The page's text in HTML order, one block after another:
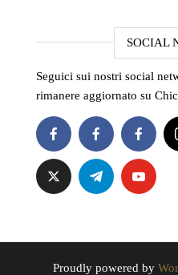
SOCIAL
Seguici sui nostri social
rimanere aggiornato su
Proudly powered by